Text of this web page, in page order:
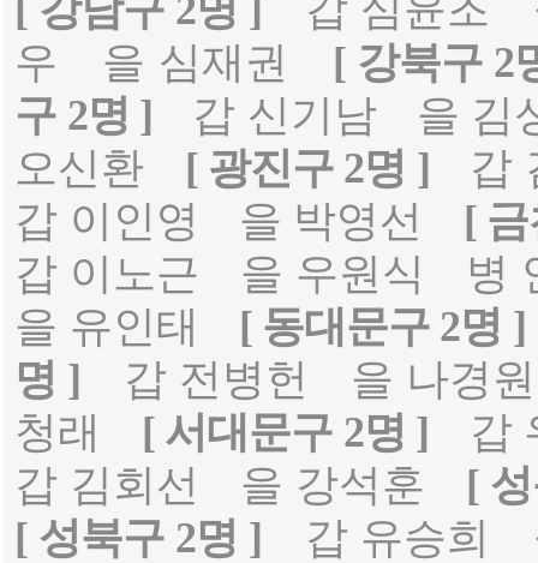
우
을 심재권
[ 강북구 2
구 2명 ]
갑 신기남
을 김
오신환
[ 광진구 2명 ]
갑
갑 이인영
을 박영선
[
갑 이노근
을 우원식
병
을 유인태
[ 동대문구 2명 ]
명 ]
갑 전병헌
을 나경원
청래
[ 서대문구 2명 ]
갑
갑 김회선
을 강석훈
[
[ 성북구 2명 ]
갑 유승희